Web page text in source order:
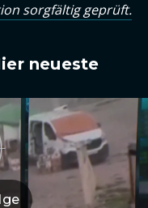
sorgfältig geprüft.
neueste